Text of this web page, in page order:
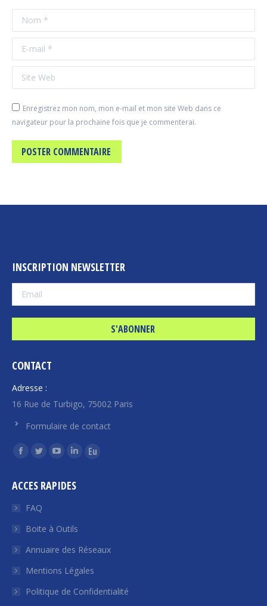
Nom *
E-mail *
Site Web
Enregistrez mon nom, mon e-mail et mon site Web dans ce
navigateur pour la prochaine fois que je commenterai.
POSTER COMMENTAIRE
INSCRIPTION NEWSLETTER
CONTACT
Adresse :
16 Rue de Turbigo, 75002 Paris
Formulaire de contact
Trouvez nous sur :
La
Facebook
s'ouvre
une
nouvelle
fenêtre
La
Twitter
s'ouvre
une
nouvelle
fenêtre
La
YouTube
une
nouvelle
fenêtre
La
LinkedIn
une
nouvelle
fenêtre
La
nouvelle
fenêtre
ACCES RAPIDES
FAQ
Boite à Outils
Annuaire des Réseaux
Mentions Légales
Politique de Confidentialité